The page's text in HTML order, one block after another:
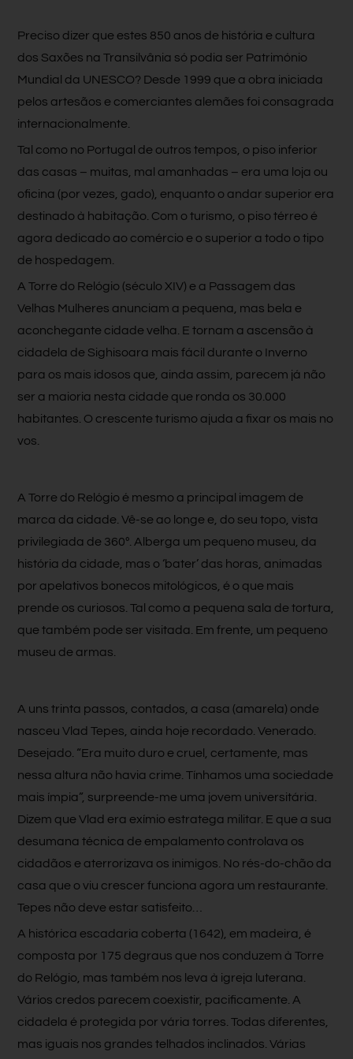
Preciso dizer que estes 850 anos de história e cultura
dos Saxões na Transilvânia só podia ser Património
Mundial da UNESCO? Desde 1999 que a obra iniciada
pelos artesãos e comerciantes alemães foi consagrada
internacionalmente.
Tal como no Portugal de outros tempos, o piso inferior
das casas – muitas, mal amanhadas – era uma loja ou
oficina (por vezes, gado), enquanto o andar superior era
destinado à habitação. Com o turismo, o piso térreo é
agora dedicado ao comércio e o superior a todo o tipo
de hospedagem.
A Torre do Relógio (século XIV) e a Passagem das
Velhas Mulheres anunciam a pequena, mas bela e
aconchegante cidade velha. E tornam a ascensão à
cidadela de Sighisoara mais fácil durante o Inverno
para os mais idosos que, ainda assim, parecem já não
ser a maioria nesta cidade que ronda os 30.000
habitantes. O crescente turismo ajuda a fixar os mais no
vos.
A Torre do Relógio é mesmo a principal imagem de
marca da cidade. Vê-se ao longe e, do seu topo, vista
privilegiada de 360º. Alberga um pequeno museu, da
história da cidade, mas o ‘bater’ das horas, animadas
por apelativos bonecos mitológicos, é o que mais
prende os curiosos. Tal como a pequena sala de tortura,
que também pode ser visitada. Em frente, um pequeno
museu de armas.
A uns trinta passos, contados, a casa (amarela) onde
nasceu Vlad Tepes, ainda hoje recordado. Venerado.
Desejado. “Era muito duro e cruel, certamente, mas
nessa altura não havia crime. Tínhamos uma sociedade
mais ímpia”, surpreende-me uma jovem universitária.
Dizem que Vlad era exímio estratega militar. E que a sua
desumana técnica de empalamento controlava os
cidadãos e aterrorizava os inimigos. No rés-do-chão da
casa que o viu crescer funciona agora um restaurante.
Tepes não deve estar satisfeito…
A histórica escadaria coberta (1642), em madeira, é
composta por 175 degraus que nos conduzem à Torre
do Relógio, mas também nos leva à igreja luterana.
Vários credos parecem coexistir, pacificamente. A
cidadela é protegida por vária torres. Todas diferentes,
mas iguais nos grandes telhados inclinados. Várias